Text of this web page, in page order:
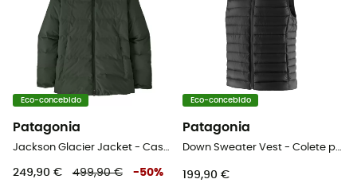
Eco-concebido
Patagonia
249,90 € 499,90 € -50%
Eco-concebido
Patagonia
199,90 €